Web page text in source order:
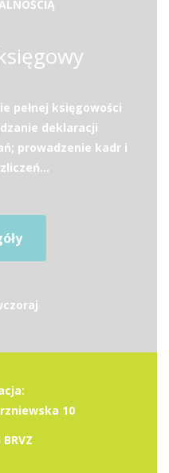
pełnej księgowości
deklaracji
prowadzenie kadr i
10
BRVZ